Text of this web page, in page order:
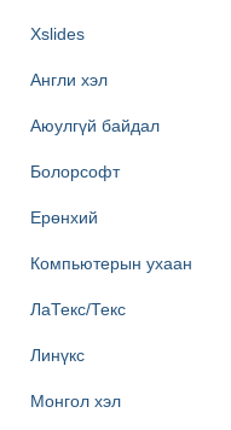
Xslides
Англи хэл
Аюулгүй байдал
Болорсофт
Ерөнхий
Компьютерын ухаан
ЛаТекс/Текс
Линүкс
Монгол хэл